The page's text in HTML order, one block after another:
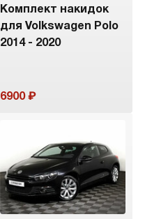
Комплект накидок
для Volkswagen Polo
2014 - 2020
6900